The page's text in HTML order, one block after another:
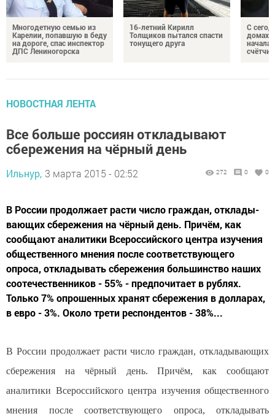
Многодетную семью из
Карелии, попавшую в беду
на дороге, спас инспектор
ДПС Лениногорска
16-летний Кирилл
Толщиков пытался спасти
тонущего друга
С
домах
НОВОСТНАЯ ЛЕНТА
Все больше россиян откладывают
сбережения на чёрный день
Ильнур, 3 марта 2015 - 02:52 272 0 0
В России продолжает расти число граждан, отклады­
вающих сбережения на чёрный день. Причём, как
сообщают аналитики Всероссийского центра изучения
об­щественного мнения после соответствующего
опроса, откладывать сбережения большинство наших
соотече­ственников - 55% - предпочитает в рублях.
Только 7% опрошенных хранят сбережения в долларах,
в евро - 3%. Около трети респондентов - 38%...
В России продолжает расти число граждан, отклады­вающих
сбережения на чёрный день. Причём, как сообщают
аналитики Всероссийского центра изучения об­щественного
мнения после соответствующего опроса, откладывать